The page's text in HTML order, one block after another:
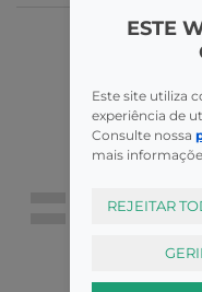
ESTE
Este site utiliza
experiência de
Consulte nossa
mais
REJEITAR